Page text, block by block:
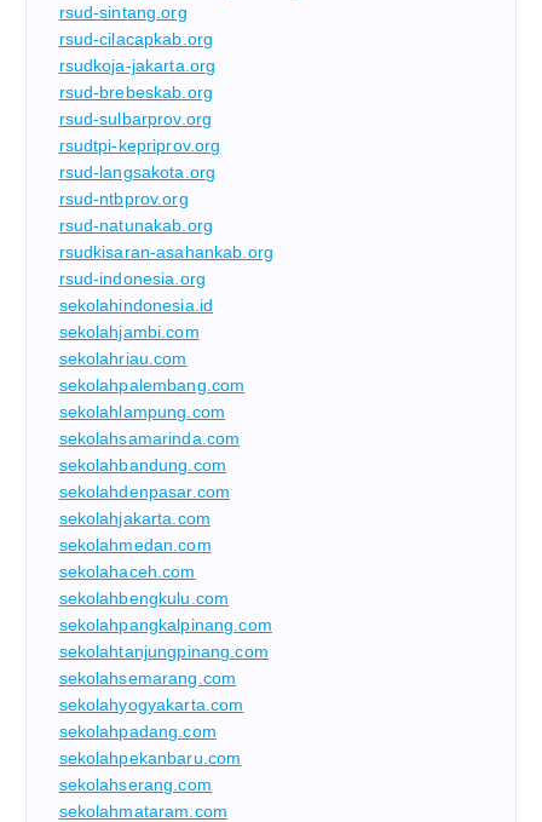
rsud-sintang.org
rsud-cilacapkab.org
rsudkoja-jakarta.org
rsud-brebeskab.org
rsud-sulbarprov.org
rsudtpi-kepriprov.org
rsud-langsakota.org
rsud-ntbprov.org
rsud-natunakab.org
rsudkisaran-asahankab.org
rsud-indonesia.org
sekolahindonesia.id
sekolahjambi.com
sekolahriau.com
sekolahpalembang.com
sekolahlampung.com
sekolahsamarinda.com
sekolahbandung.com
sekolahdenpasar.com
sekolahjakarta.com
sekolahmedan.com
sekolahaceh.com
sekolahbengkulu.com
sekolahpangkalpinang.com
sekolahtanjungpinang.com
sekolahsemarang.com
sekolahyogyakarta.com
sekolahpadang.com
sekolahpekanbaru.com
sekolahserang.com
sekolahmataram.com